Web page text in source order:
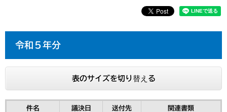
令和５年分
表のサイズを切り替える
件名 議決日 送付先 関連書類